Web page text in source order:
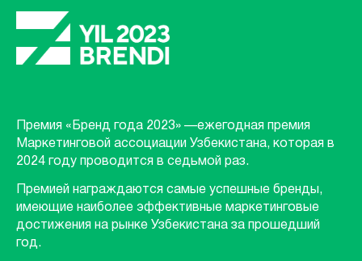
Премия «Бренд года 2023» —ежегодная премия
Маркетинговой ассоциации Узбекистана, которая в
2024 году проводится в седьмой раз.
Премией награждаются самые успешные бренды,
имеющие наиболее эффективные маркетинговые
достижения на рынке Узбекистана за прошедший
год.